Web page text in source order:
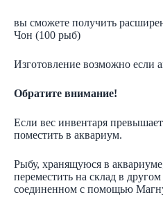
вы сможете получить
Чон (100 рыб)
Изготовление возможно если
Обратите внимание!
Если вес инвентаря
поместить в аквариум.
Рыбу, хранящуюся в
переместить на склад в
соединенном с помощью